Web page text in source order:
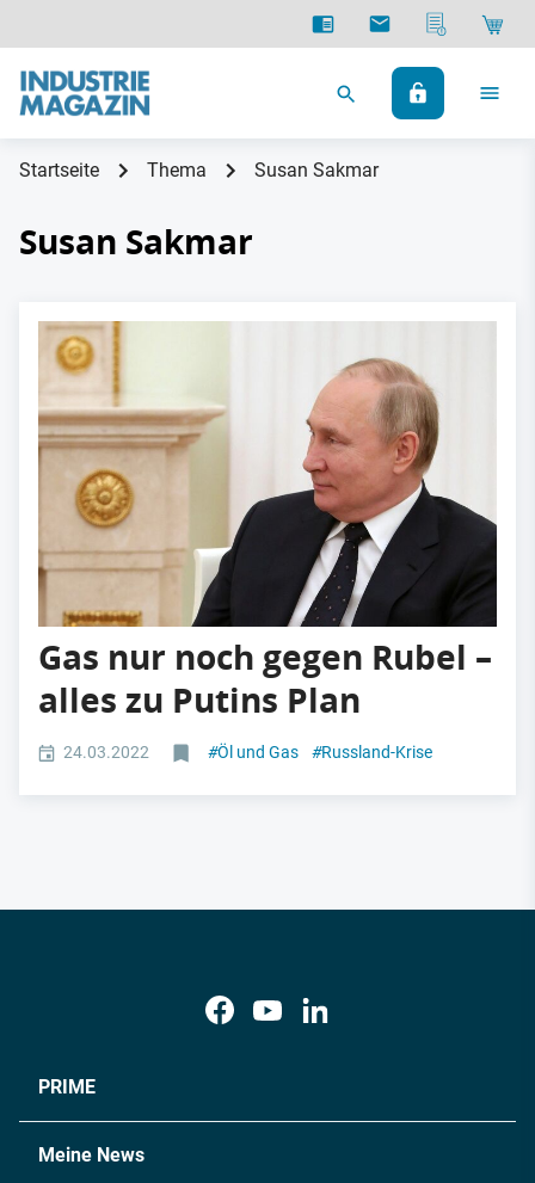
Startseite Thema Susan Sakmar
Susan Sakmar
Gas nur noch gegen Rubel –
alles zu Putins Plan
24.03.2022 #Öl und Gas #Russland-Krise
PRIME
Meine News